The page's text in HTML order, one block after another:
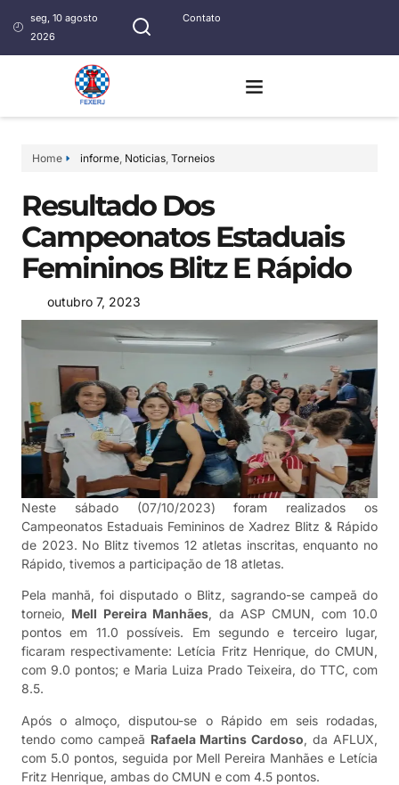
seg, 10 agosto
2026
Contato
Home informe, Noticias, Torneios
Resultado Dos
Campeonatos Estaduais
Femininos Blitz E Rápido
outubro 7, 2023
Neste sábado (07/10/2023) foram realizados os
Campeonatos Estaduais Femininos de Xadrez Blitz & Rápido
de 2023. No Blitz tivemos 12 atletas inscritas, enquanto no
Rápido, tivemos a participação de 18 atletas.
Pela manhã, foi disputado o Blitz, sagrando-se campeã do
torneio, Mell Pereira Manhães, da ASP CMUN, com 10.0
pontos em 11.0 possíveis. Em segundo e terceiro lugar,
ficaram respectivamente: Letícia Fritz Henrique, do CMUN,
com 9.0 pontos; e Maria Luiza Prado Teixeira, do TTC, com
8.5.
Após o almoço, disputou-se o Rápido em seis rodadas,
tendo como campeã Rafaela Martins Cardoso, da AFLUX,
com 5.0 pontos, seguida por Mell Pereira Manhães e Letícia
Fritz Henrique, ambas do CMUN e com 4.5 pontos.